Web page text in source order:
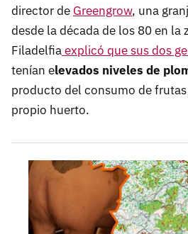
director de Greengrow, una
desde la década de los 80 en la
Filadelfiaexplicó que sus dos
tenían elevados niveles de
producto del consumo de frutas
propio huerto.